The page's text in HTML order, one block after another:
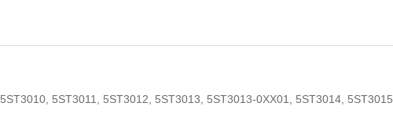
5ST3010, 5ST3011, 5ST3012, 5ST3013, 5ST3013-0XX01, 5ST3014, 5ST3015